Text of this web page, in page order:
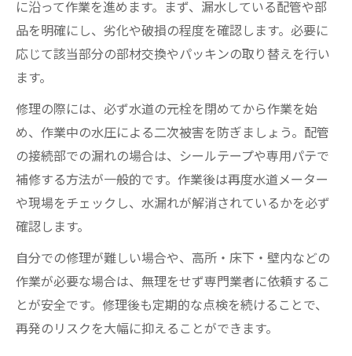
に沿って作業を進めます。まず、漏水している配管や部
品を明確にし、劣化や破損の程度を確認します。必要に
応じて該当部分の部材交換やパッキンの取り替えを行い
ます。
修理の際には、必ず水道の元栓を閉めてから作業を始
め、作業中の水圧による二次被害を防ぎましょう。配管
の接続部での漏れの場合は、シールテープや専用パテで
補修する方法が一般的です。作業後は再度水道メーター
や現場をチェックし、水漏れが解消されているかを必ず
確認します。
自分での修理が難しい場合や、高所・床下・壁内などの
作業が必要な場合は、無理をせず専門業者に依頼するこ
とが安全です。修理後も定期的な点検を続けることで、
再発のリスクを大幅に抑えることができます。